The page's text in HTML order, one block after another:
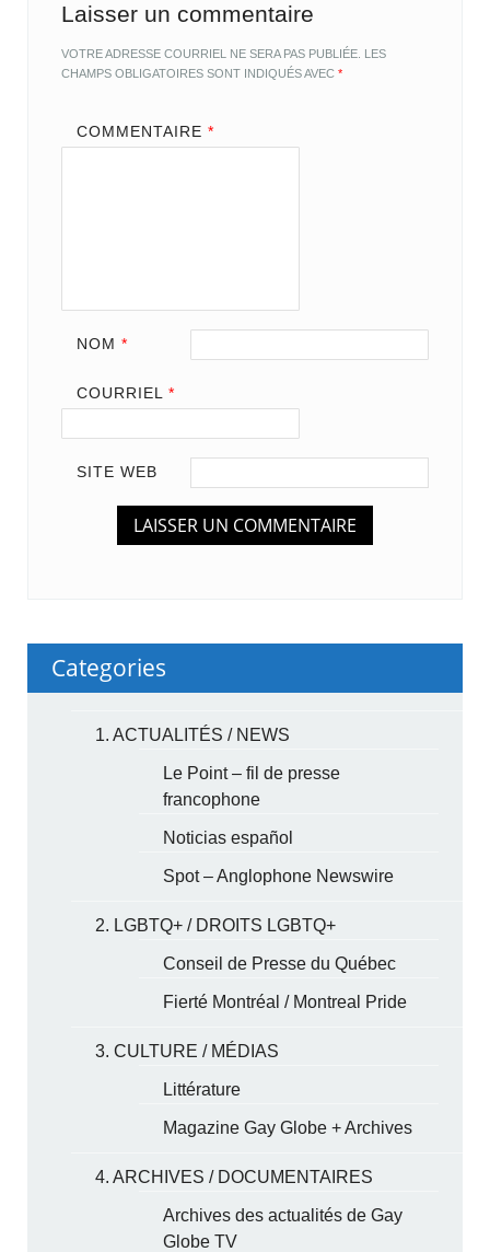
Laisser un commentaire
VOTRE ADRESSE COURRIEL NE SERA PAS PUBLIÉE. LES
CHAMPS OBLIGATOIRES SONT INDIQUÉS AVEC*
COMMENTAIRE *
NOM *
COURRIEL *
SITE WEB
Categories
1. ACTUALITÉS / NEWS
Le Point – fil de presse
francophone
Noticias español
Spot – Anglophone Newswire
2. LGBTQ+ / DROITS LGBTQ+
Conseil de Presse du Québec
Fierté Montréal / Montreal Pride
3. CULTURE / MÉDIAS
Littérature
Magazine Gay Globe + Archives
4. ARCHIVES / DOCUMENTAIRES
Archives des actualités de Gay
Globe TV